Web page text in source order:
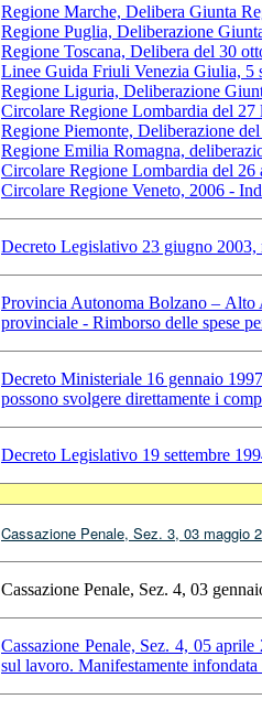
Regione Marche, Delibera Giunta
Regione Puglia, Deliberazione
Regione Toscana, Delibera del 30
Linee Guida Friuli Venezia Giulia, 5
Regione Liguria, Deliberazione
Circolare Regione Lombardia del
Regione Piemonte, Deliberazione
Regione Emilia Romagna,
Circolare Regione Lombardia del 26
Circolare Regione Veneto, 2006 -
Decreto Legislativo 23 giugno
Provincia Autonoma Bolzano – Alto
provinciale - Rimborso delle spese
Decreto Ministeriale 16 gennaio
possono svolgere direttamente i
Decreto Legislativo 19 settembre
Cassazione Penale, Sez. 3, 03 maggio
Cassazione Penale, Sez. 4, 03
Cassazione Penale, Sez. 4, 05
sul lavoro. Manifestamente